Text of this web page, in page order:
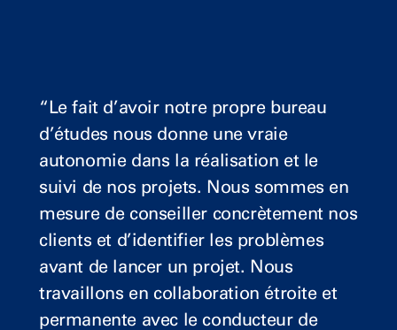
“Le fait d’avoir notre propre bureau
d’études nous donne une vraie
autonomie dans la réalisation et le
suivi de nos projets. Nous sommes en
mesure de conseiller concrètement nos
clients et d’identifier les problèmes
avant de lancer un projet. Nous
travaillons en collaboration étroite et
permanente avec le conducteur de